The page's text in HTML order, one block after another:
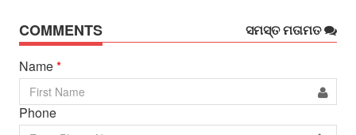
COMMENTS
ସମସ୍ତ ମତାମତ
Name*
Phone